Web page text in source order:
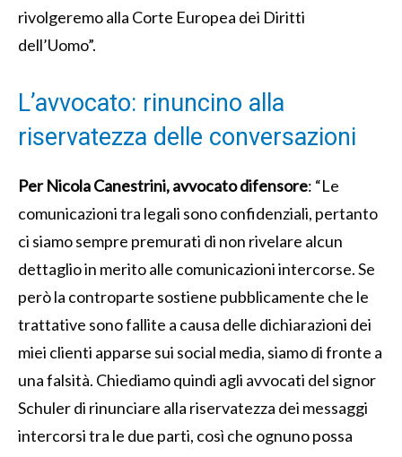
rivolgeremo alla Corte Europea dei Diritti
dell’Uomo”.
L’avvocato: rinuncino alla
riservatezza delle conversazioni
Per Nicola Canestrini, avvocato difensore: “Le
comunicazioni tra legali sono confidenziali, pertanto
ci siamo sempre premurati di non rivelare alcun
dettaglio in merito alle comunicazioni intercorse. Se
però la controparte sostiene pubblicamente che le
trattative sono fallite a causa delle dichiarazioni dei
miei clienti apparse sui social media, siamo di fronte a
una falsità. Chiediamo quindi agli avvocati del signor
Schuler di rinunciare alla riservatezza dei messaggi
intercorsi tra le due parti, così che ognuno possa